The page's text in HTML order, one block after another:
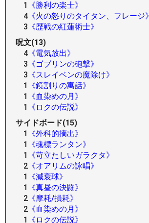
1
《勝利の楽士》
4 《火の怒りのタイタン、フレージ》
3 《歴戦の紅蓮術士》
呪文(13)
4 《電気放出》
3 《ゴブリンの砲撃》
3 《スレイベンの魔除け》
1
《鏡割りの寓話》
1
《血染めの月》
1
《ロクの伝説》
サイドボード(15)
1
《外科的摘出》
1
《魂標ランタン》
1
《苛立たしいガラクタ》
2 《オアリムの詠唱》
1
《減衰球》
1
《真昼の決闘》
2 《摩耗/損耗》
2 《血染めの月》
1
《ロクの伝説》